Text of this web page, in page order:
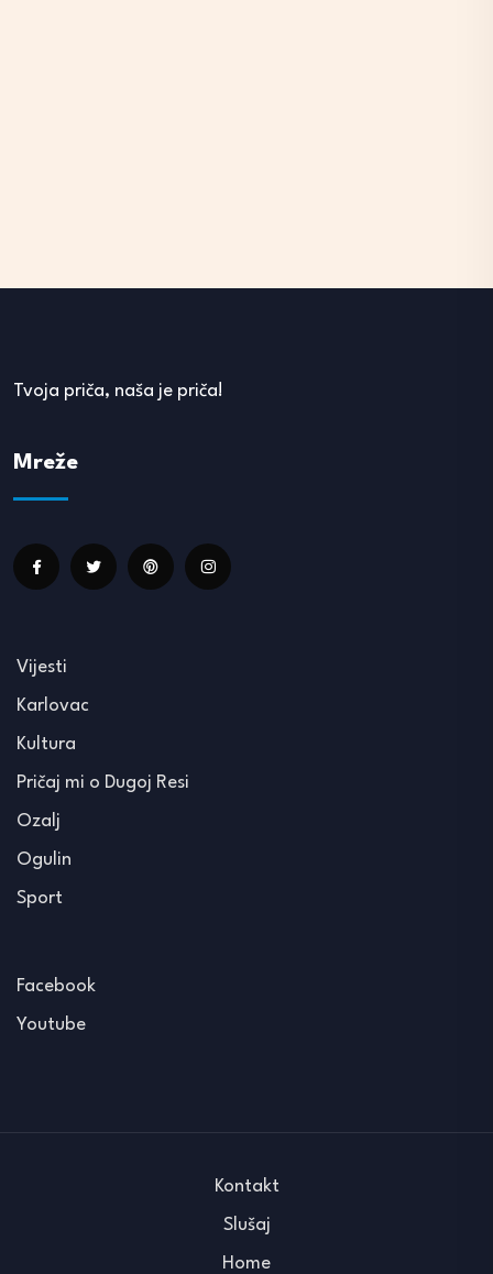
Tvoja priča, naša je priča!
Mreže
Vijesti
Karlovac
Kultura
Pričaj mi o Dugoj Resi
Ozalj
Ogulin
Sport
Facebook
Youtube
Kontakt
Slušaj
Home